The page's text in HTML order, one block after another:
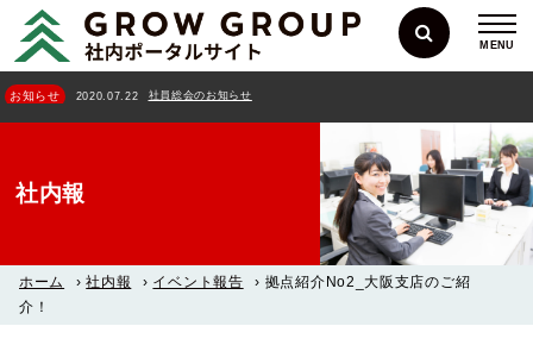
MENU
お知らせ 2020.07.22 社員総会のお知らせ
社内報
ホーム ›社内報 › イベント報告 › 拠点紹介No2_大阪支店のご紹
介！